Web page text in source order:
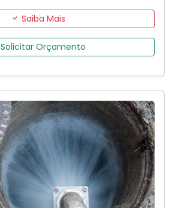
Saiba Mais
Solicitar Orçamento